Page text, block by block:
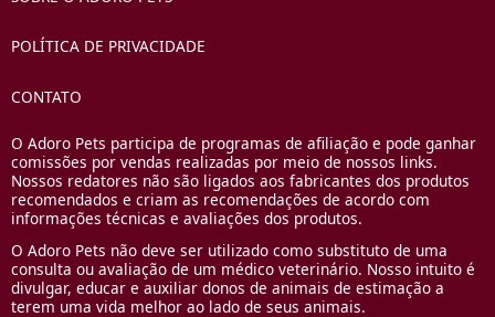
POLÍTICA DE PRIVACIDADE
CONTATO
O Adoro Pets participa de programas de afiliação e pode ganhar
comissões por vendas realizadas por meio de nossos links.
Nossos redatores não são ligados aos fabricantes dos produtos
recomendados e criam as recomendações de acordo com
informações técnicas e avaliações dos produtos.
O Adoro Pets não deve ser utilizado como substituto de uma
consulta ou avaliação de um médico veterinário. Nosso intuito é
divulgar, educar e auxiliar donos de animais de estimação a
terem uma vida melhor ao lado de seus animais.